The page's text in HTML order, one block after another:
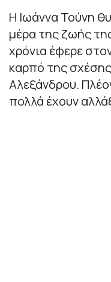
Η Ιωάννα Τούνη
μέρα της ζωής
χρόνια έφερε
καρπό της
Αλεξάνδρου.
πολλά έχουν